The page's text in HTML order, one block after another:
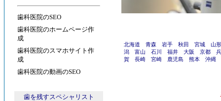
歯科医院のSEO
歯科医院のホームページ作
成
歯科医院のスマホサイト作
成
歯科医院の動画のSEO
歯を残すスペシャリスト
北海道 青森 岩手 秋田 宮城
山形
潟
富山 石川 福井 大阪 京都
賀
長崎 宮崎 鹿児島 熊本 沖縄